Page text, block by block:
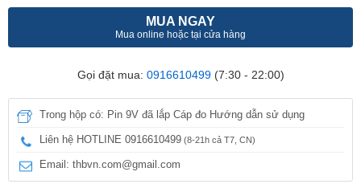
MUA NGAY
Mua online hoặc tại cửa hàng
Gọi đặt mua: 0916610499(7:30 - 22:00)
Trong hộp có: Pin 9V đã lắp Cáp đo Hướng dẫn sử dụng
Liên hệ HOTLINE 0916610499 (8-21h cả T7, CN)
Email: thbvn.com@gmail.com